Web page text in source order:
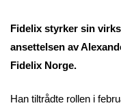
Fidelix styrker sin
ansettelsen av
Fidelix Norge.
Han tiltrådte rollen i